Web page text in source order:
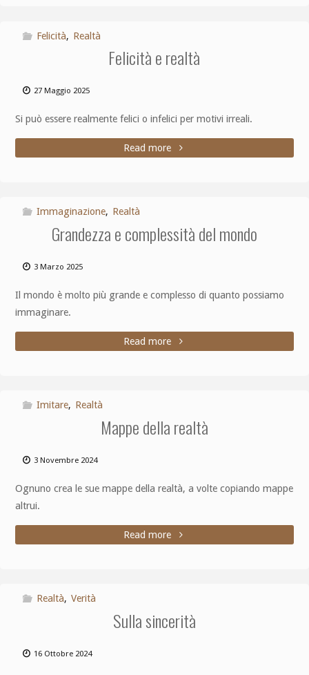
Felicità, Realtà
Felicità e realtà
27 Maggio 2025
Si può essere realmente felici o infelici per motivi irreali.
Read more
Immaginazione, Realtà
Grandezza e complessità del mondo
3 Marzo 2025
Il mondo è molto più grande e complesso di quanto possiamo
immaginare.
Read more
Imitare, Realtà
Mappe della realtà
3 Novembre 2024
Ognuno crea le sue mappe della realtà, a volte copiando mappe
altrui.
Read more
Realtà, Verità
Sulla sincerità
16 Ottobre 2024